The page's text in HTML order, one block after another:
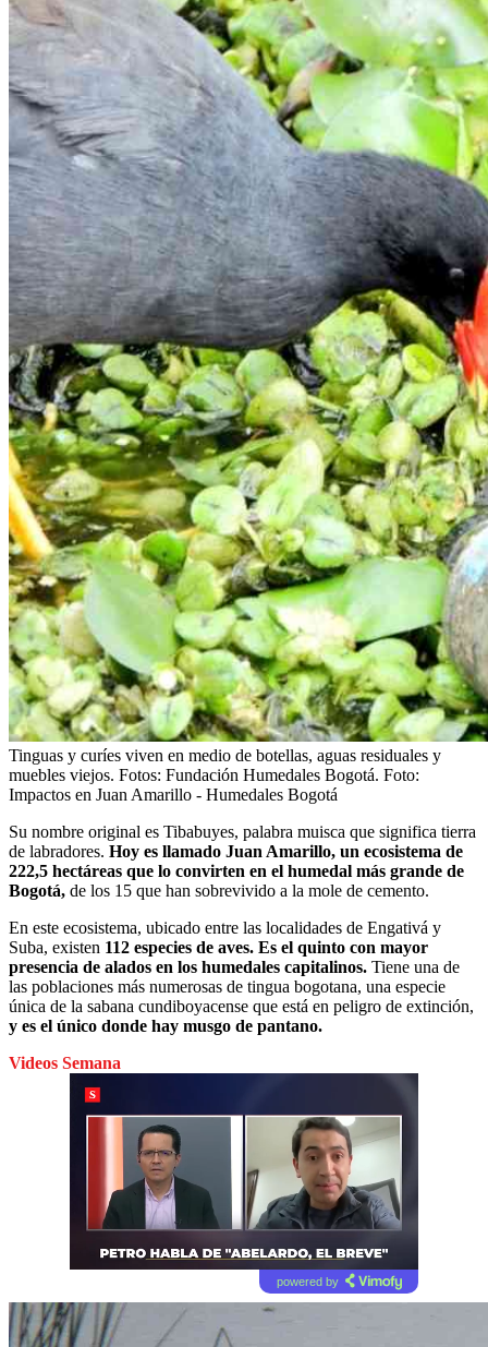
Tinguas y curíes viven en medio de botellas, aguas residuales y
muebles viejos. Fotos: Fundación Humedales Bogotá. Foto:
Impactos en Juan Amarillo - Humedales Bogotá
Su nombre original es Tibabuyes, palabra muisca que significa tierra
de labradores. Hoy es llamado Juan Amarillo, un ecosistema de
222,5 hectáreas que lo convirten en el humedal más grande de
Bogotá, de los 15 que han sobrevivido a la mole de cemento.
En este ecosistema, ubicado entre las localidades de Engativá y
Suba, existen 112 especies de aves. Es el quinto con mayor
presencia de alados en los humedales capitalinos. Tiene una de
las poblaciones más numerosas de tingua bogotana, una especie
única de la sabana cundiboyacense que está en peligro de extinción,
y es el único donde hay musgo de pantano.
Videos Semana
powered by